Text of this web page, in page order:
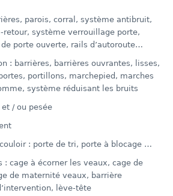
parois, corral, système antibruit,
retour, système verrouillage porte,
porte ouverte, rails d’autoroute…
: barrières, barrières ouvrantes, lisses,
portillons, marchepied, marches
système réduisant les bruits
/ ou pesée
: porte de tri, porte à blocage …
: cage à écorner les veaux, cage de
de maternité veaux, barrière
lève-tête